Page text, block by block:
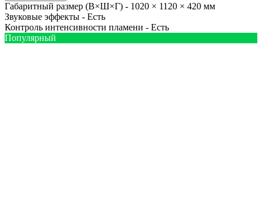
Габаритный размер (В×Ш×Г) - 1020 × 1120 × 420 мм
Звуковые эффекты - Есть
Контроль интенсивности пламени - Есть
Популярный